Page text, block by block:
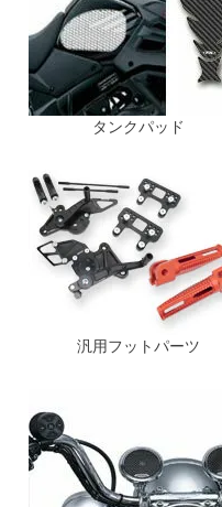
タンクパッド
汎用フットパーツ